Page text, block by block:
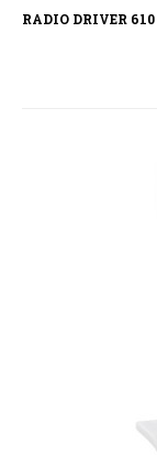
RADIO DRIVER 610